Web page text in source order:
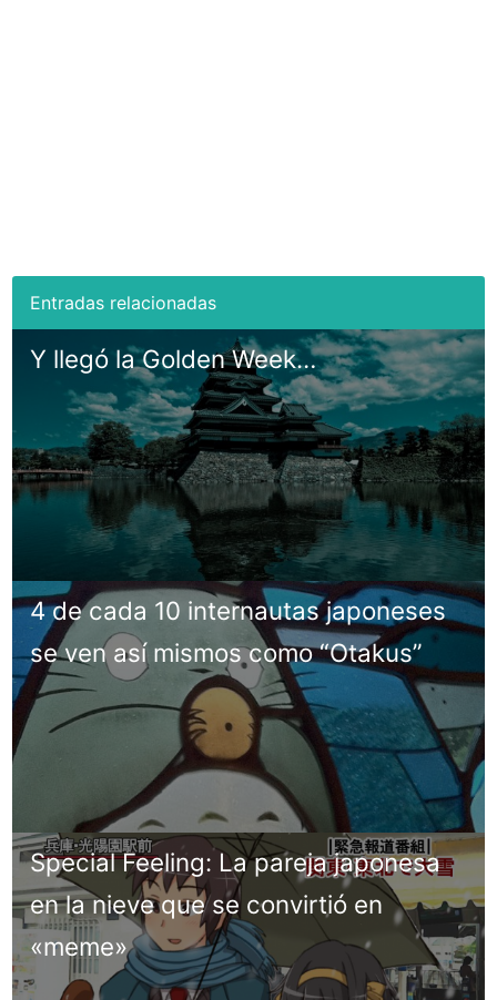
Y llegó la Golden Week…
4 de cada 10 internautas japoneses
se ven así mismos como “Otakus”
Special Feeling: La pareja japonesa
en la nieve que se convirtió en
«meme»